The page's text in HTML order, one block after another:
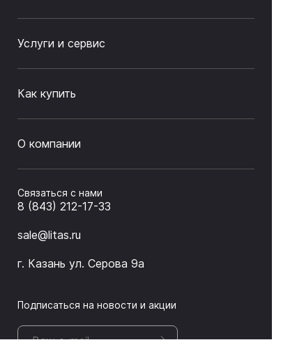
Услуги и сервис
Как купить
О компании
Связаться с нами
8 (843) 212-17-33
sale@litas.ru
г. Казань ул. Серова 9а
Подписаться на новости и акции